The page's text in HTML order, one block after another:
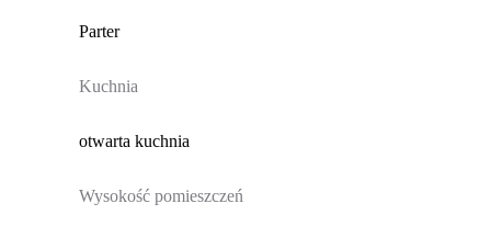
Parter
Kuchnia
otwarta kuchnia
Wysokość pomieszczeń